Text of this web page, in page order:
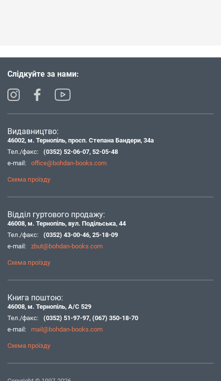
Слідкуйте за нами:
Видавництво:
46002, м. Тернопіль, просп. Степана Бандери, 34а
Тел./факс:
(0352) 52-06-07, 52-05-48
e-mail:
office@bohdan-books.com
Схема проїзду
Відділ гуртового продажу:
46008, м. Тернопіль, вул. Подільська, 44
Тел./факс:
(0352) 43-00-46, 25-18-09
e-mail:
zbut@bohdan-books.com
Схема проїзду
Книга поштою:
46008, м. Тернопіль, А/С 529
Тел./факс:
(0352) 51-97-97, (067) 350-18-70
e-mail:
mail@bohdan-books.com
Схема проїзду